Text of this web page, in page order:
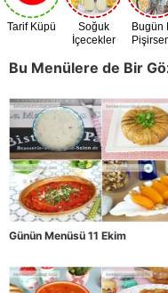
Tarif Küpü
Soğuk
İçecekler
Bugün
Bu Menülere de Bir
Günün Menüsü 11 Ekim